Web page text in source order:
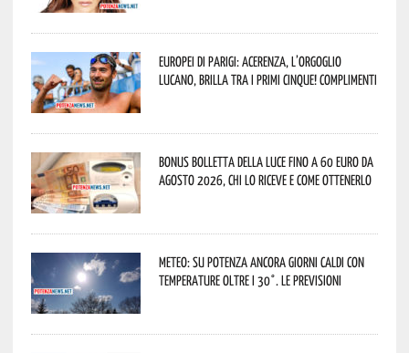
Europei di Parigi: Acerenza, l’orgoglio
lucano, brilla tra i primi cinque! Complimenti
Bonus bolletta della luce fino a 60 euro da
agosto 2026, chi lo riceve e come ottenerlo
Meteo: su Potenza ancora giorni caldi con
temperature oltre i 30°. Le previsioni